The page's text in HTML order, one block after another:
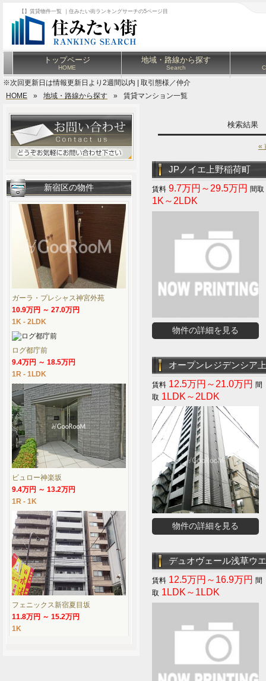
【】賃貸物件一覧 ｜住みたい街ランキングサーチの5ページ目
トップページ
HOME
地域・路線から探す
Search
※次回更新日は情報更新日より2週間以内 | 取引態様／仲介
HOME
» 地域・路線から探す » 賃貸マンション一覧
検索結
«
JPノイエ上野稲荷町
9.7万円～29.5万円
1K～2LDK
物件の詳細を見る
オープンレジデンシア
12.5万円～21.0万円
1LDK～2LDK
物件の詳細を見る
デュオヴェール浅草ウ
12.5万円～16.9万円
1LDK～1LDK
新宿区の物件
ガーラ・プレシャス神宮外苑
10.9万円 ～ 27.0万円
1K - 2LDK
ログ都庁前
9.4万円 ～ 18.5万円
1R - 1LDK
ビュロー神楽坂
9.4万円 ～ 13.2万円
1R - 1K
フェニックス新宿夏目坂
11.8万円 ～ 15.2万円
1K